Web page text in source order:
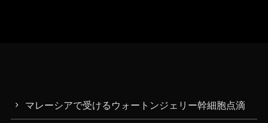
マレーシアで受けるウォートンジェリー幹細胞点滴